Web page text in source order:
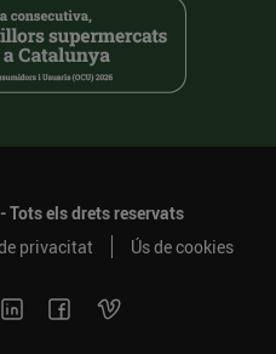
Tots els drets reservats
privacitat Ús de cookies